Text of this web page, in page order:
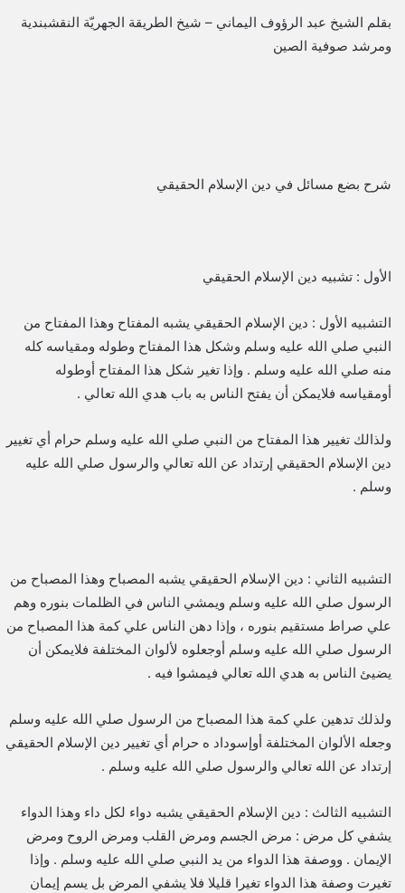
بقلم الشيخ عبد الرؤوف اليماني – شيخ الطريقة الجهريّة النقشبندية
ومرشد صوفية الصين
شرح بضع مسائل في دين الإسلام الحقيقي
الأول : تشبيه دين الإسلام الحقيقي
التشبيه الأول : دين الإسلام الحقيقي يشبه المفتاح وهذا المفتاح من
النبي صلي الله عليه وسلم وشكل هذا المفتاح وطوله ومقياسه كله
منه صلي الله عليه وسلم . وإذا تغير شكل هذا المفتاح أوطوله
أومقياسه فلايمكن أن يفتح الناس به باب هدي الله تعالي .
ولذالك تغيير هذا المفتاح من النبي صلي الله عليه وسلم حرام أي تغيير
دين الإسلام الحقيقي إرتداد عن الله تعالي والرسول صلي الله عليه
وسلم .
التشبيه الثاني : دين الإسلام الحقيقي يشبه المصباح وهذا المصباح من
الرسول صلي الله عليه وسلم ويمشي الناس في الظلمات بنوره وهم
علي صراط مستقيم بنوره ، وإذا دهن الناس علي كمة هذا المصباح من
الرسول صلي الله عليه وسلم أوجعلوه لألوان المختلفة فلايمكن أن
يضيئ الناس به هدي الله تعالي فيمشوا فيه .
ولذلك تدهين علي كمة هذا المصباح من الرسول صلي الله عليه وسلم
وجعله الألوان المختلفة أوإسوداد ه حرام أي تغيير دين الإسلام الحقيقي
إرتداد عن الله تعالي والرسول صلي الله عليه وسلم .
التشبيه الثالث : دين الإسلام الحقيقي يشبه دواء لكل داء وهذا الدواء
يشفي كل مرض : مرض الجسم ومرض القلب ومرض الروح ومرض
الإيمان . ووصفة هذا الدواء من يد النبي صلي الله عليه وسلم . وإذا
تغيرت وصفة هذا الدواء تغيرا قليلا فلا يشفي المرض بل يسم إيمان